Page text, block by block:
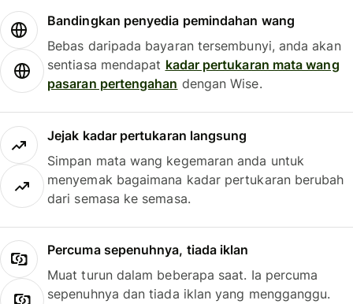
Bandingkan penyedia pemindahan wang
Bebas daripada bayaran tersembunyi, anda akan
sentiasa mendapat kadar pertukaran mata wang
pasaran pertengahan dengan Wise.
Jejak kadar pertukaran langsung
Simpan mata wang kegemaran anda untuk
menyemak bagaimana kadar pertukaran berubah
dari semasa ke semasa.
Percuma sepenuhnya, tiada iklan
Muat turun dalam beberapa saat. Ia percuma
sepenuhnya dan tiada iklan yang mengganggu.